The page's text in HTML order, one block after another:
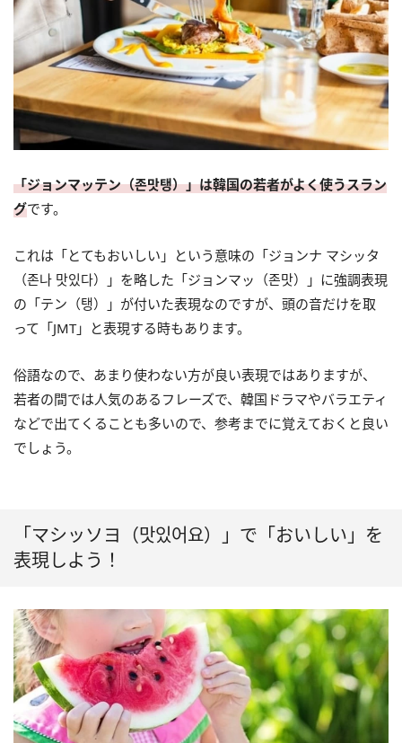
「ジョンマッテン（존맛탱）」は韓国の若者がよく使うスラン
グです。
これは「とてもおいしい」という意味の「ジョンナ マシッタ
（존나 맛있다）」を略した「ジョンマッ（존맛）」に強調表現
の「テン（탱）」が付いた表現なのですが、頭の音だけを取
って「JMT」と表現する時もあります。
俗語なので、あまり使わない方が良い表現ではありますが、
若者の間では人気のあるフレーズで、韓国ドラマやバラエティ
などで出てくることも多いので、参考までに覚えておくと良い
でしょう。
「マシッソヨ（맛있어요）」で「おいしい」を
表現しよう！